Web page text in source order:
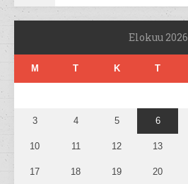
Elokuu 2026
M T K T
3 4 5 6
10 11 12 13
17 18 19 20